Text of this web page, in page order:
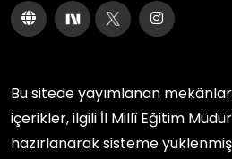
Bu sitede yayımlanan
içerikler, ilgili İl Millî Eğitim
hazırlanarak sisteme